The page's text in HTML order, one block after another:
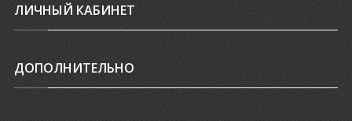
ЛИЧНЫЙ КАБИНЕТ
ДОПОЛНИТЕЛЬНО